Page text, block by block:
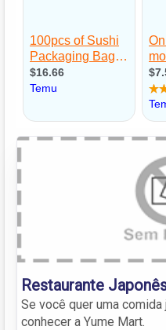
Restaurante
Se você quer uma
conhecer a Yume Mart.